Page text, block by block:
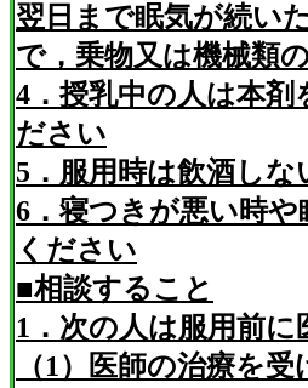
翌日まで眠気が続い
で，乗物又は機械類
4．授乳中の人は本
ださい
5．服用時は飲酒し
6．寝つきが悪い時
ください
■相談すること
1．次の人は服用前
（1）医師の治療を受